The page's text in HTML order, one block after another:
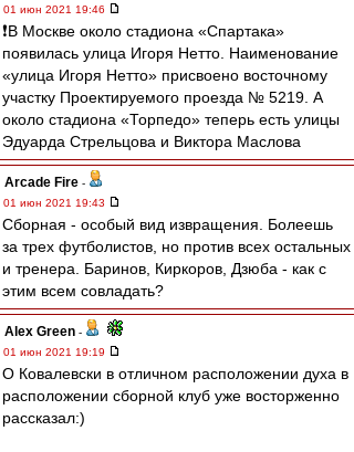
01 июн 2021 19:46
❗️В Москве около стадиона «Спартака»
появилась улица Игоря Нетто. Наименование
«улица Игоря Нетто» присвоено восточному
участку Проектируемого проезда № 5219. А
около стадиона «Торпедо» теперь есть улицы
Эдуарда Стрельцова и Виктора Маслова
Arcade Fire -
01 июн 2021 19:43
Сборная - особый вид извращения. Болеешь
за трех футболистов, но против всех остальных
и тренера. Баринов, Киркоров, Дзюба - как с
этим всем совладать?
Alex Green -
01 июн 2021 19:19
О Ковалевски в отличном расположении духа в
расположении сборной клуб уже восторженно
рассказал:)